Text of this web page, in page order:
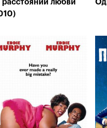
расстоянии любви